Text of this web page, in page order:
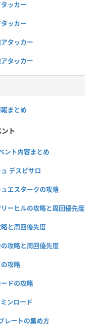
ッカー
ッカー
タッカー
タッカー
まとめ
ト
ント内容まとめ
デスピサロ
エスタークの攻略
ーヒルの攻略と周回優先度
と周回優先度
攻略と周回優先度
攻略
ドの攻略
ンロード
レートの集め方